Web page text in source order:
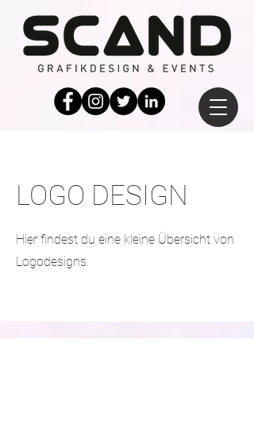
LOGO DESIGN
Hier findest du eine kleine Übersicht von
Logodesigns.